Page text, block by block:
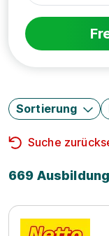
Sortierung
Suche
669